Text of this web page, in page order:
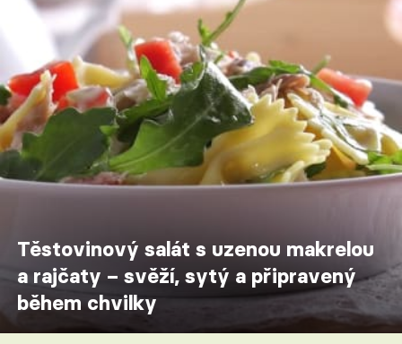
Těstovinový salát s uzenou makrelou
a rajčaty – svěží, sytý a připravený
během chvilky